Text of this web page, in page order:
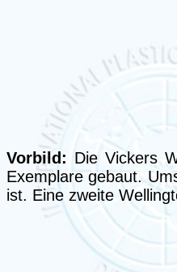
Vorbild: Die Vickers
Exemplare gebaut.
ist. Eine zweite